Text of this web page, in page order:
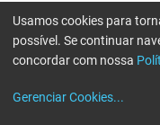
Usamos cookies para
possível. Se continuar
concordar com nossa
Gerenciar Cookies...
Erro ao enviar